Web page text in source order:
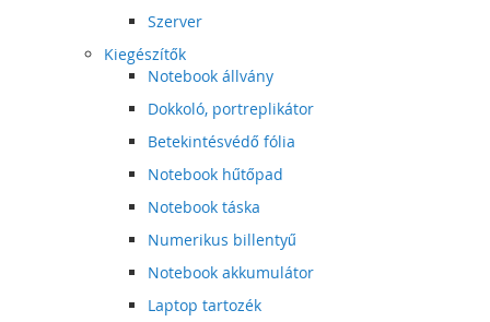
Szerver
Kiegészítők
Notebook állvány
Dokkoló, portreplikátor
Betekintésvédő fólia
Notebook hűtőpad
Notebook táska
Numerikus billentyű
Notebook akkumulátor
Laptop tartozék